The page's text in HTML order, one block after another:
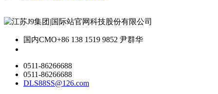
国内CMO+86 138 1519 9852 尹群华
0511-86266688
0511-86266688
DLS88SS@126.com